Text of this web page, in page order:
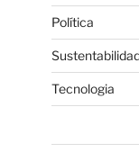
Política
Tecnologia